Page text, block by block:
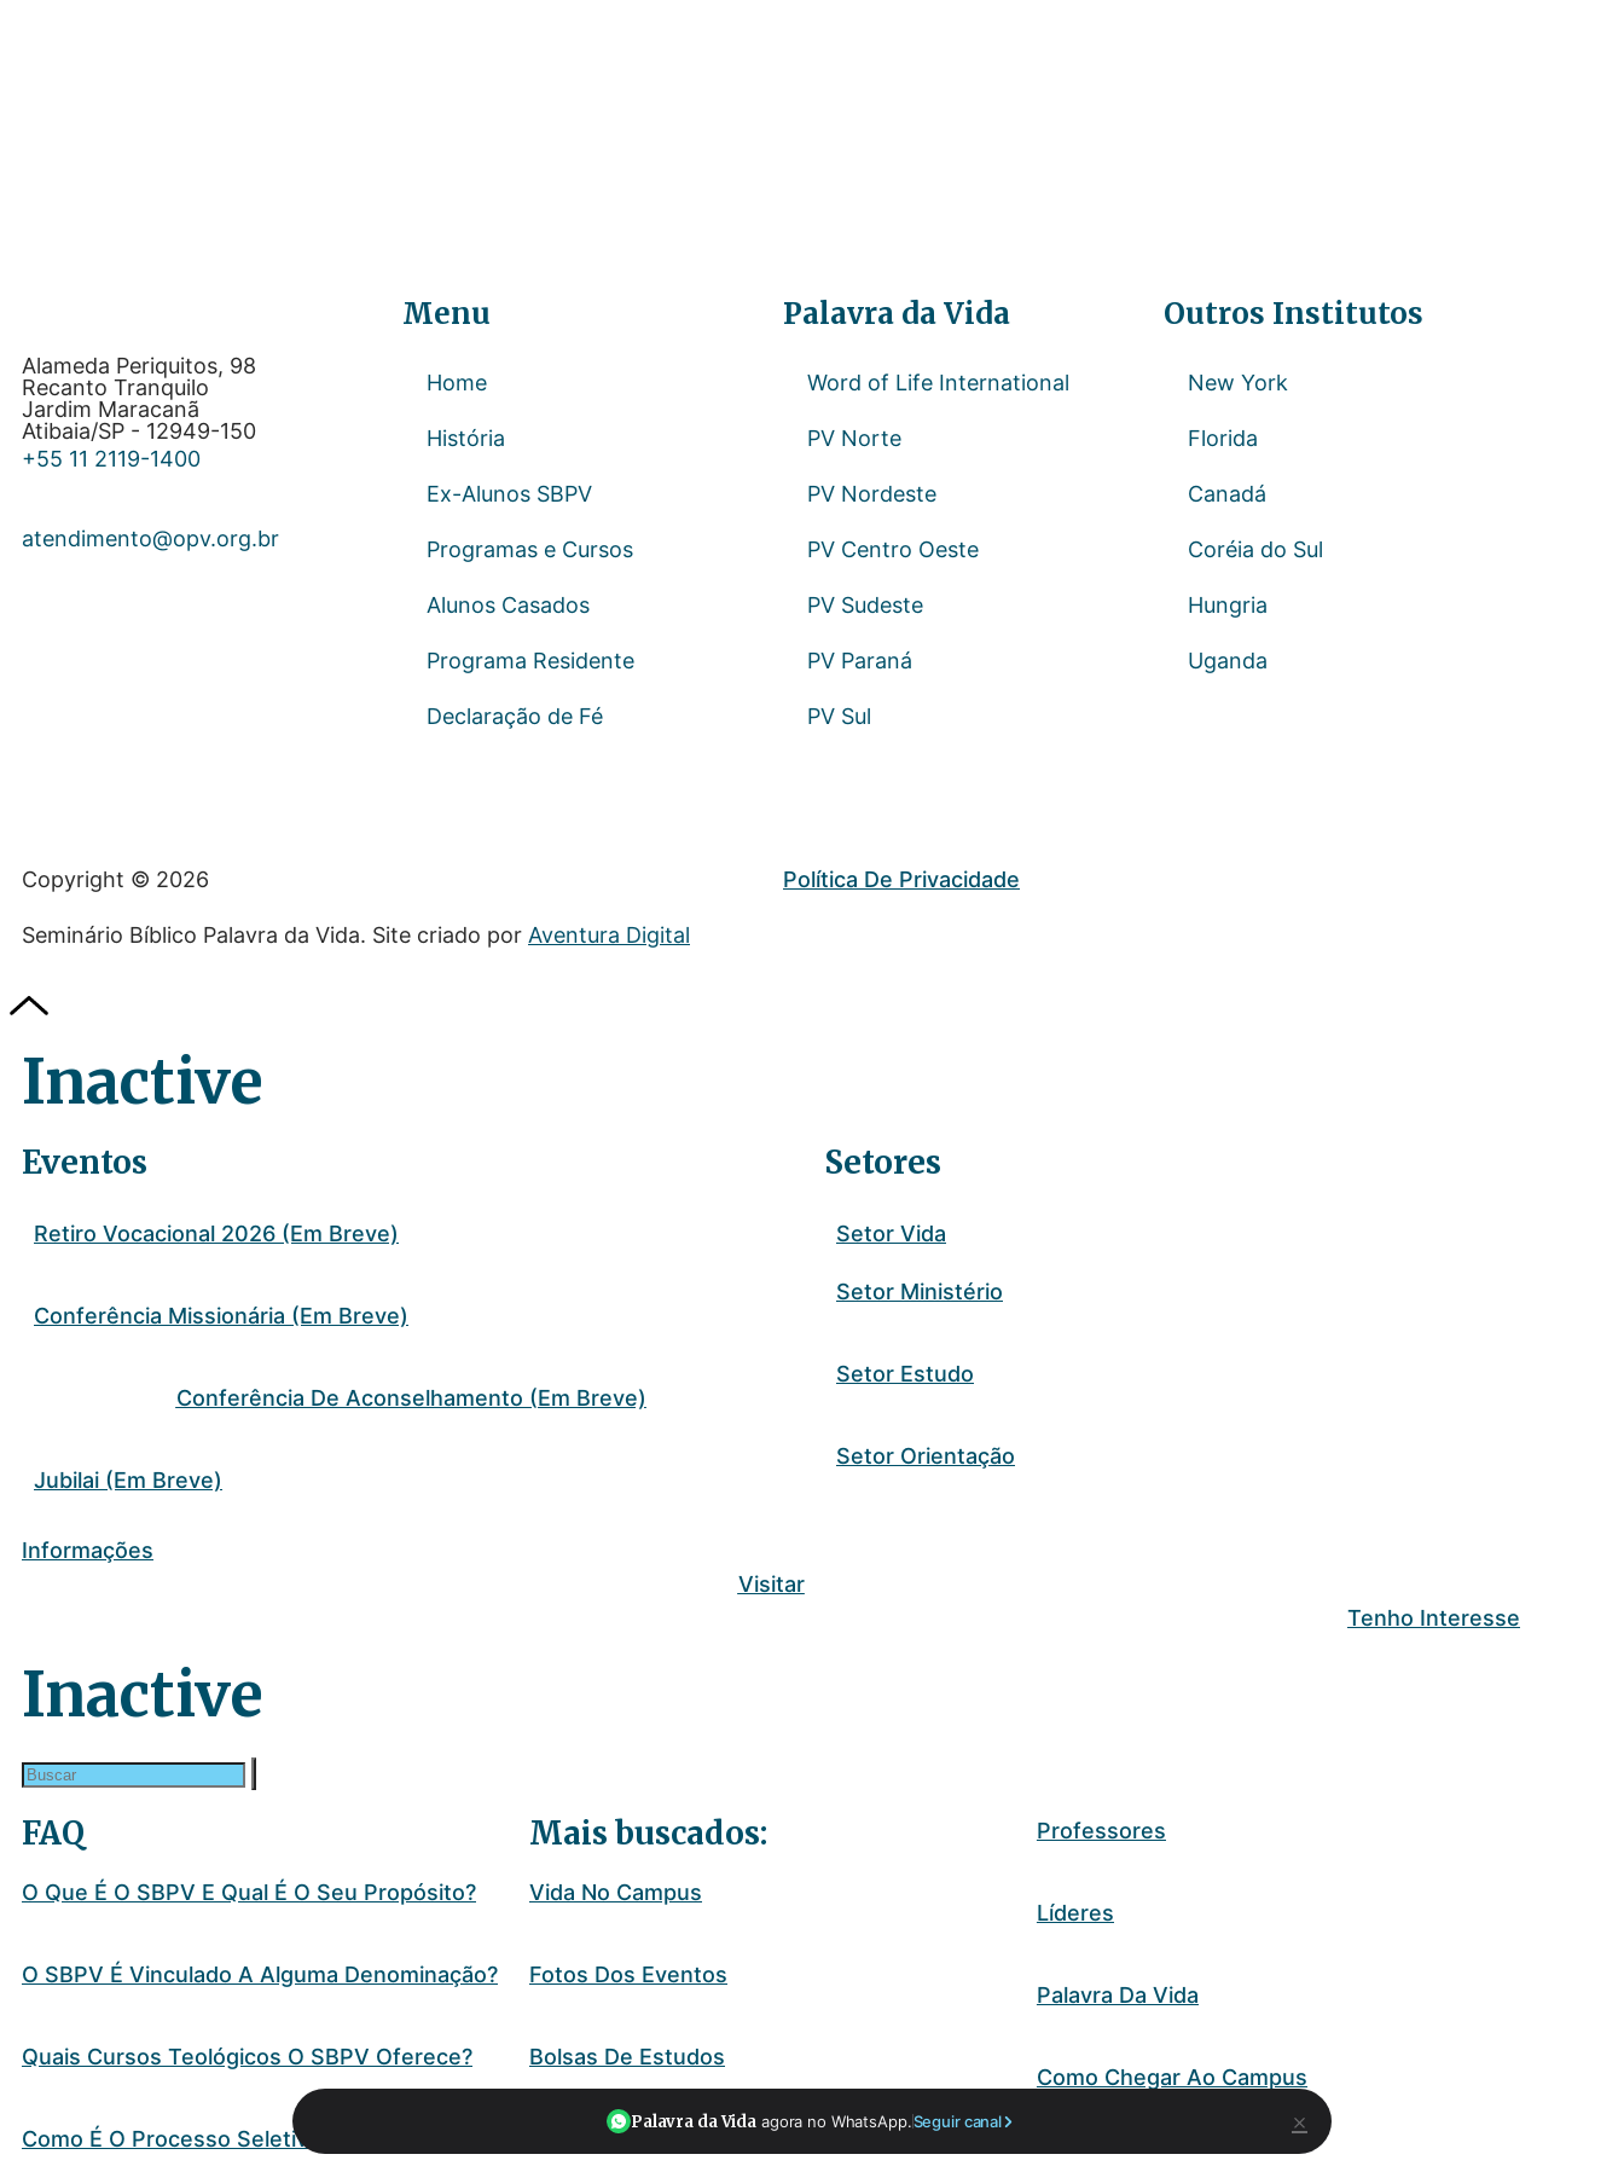
Alameda Periquitos, 98
Recanto Tranquilo
Jardim Maracanã
Atibaia/SP - 12949-150
+55 11 2119-1400
atendimento@opv.org.br
Menu
Home
História
Ex-Alunos SBPV
Programas e Cursos
Alunos Casados
Programa Residente
Declaração de Fé
Palavra da Vida
Word of Life International
PV Norte
PV Nordeste
PV Centro Oeste
PV Sudeste
PV Paraná
PV Sul
Outros Institutos
New York
Florida
Canadá
Coréia do Sul
Hungria
Uganda
Copyright © 2026
Seminário Bíblico Palavra da Vida. Site criado por Aventura Digital
Política De Privacidade
Palavra da Vida agora no WhatsApp.Seguir canal ×
Inactive
Eventos
Retiro Vocacional 2026 (Em Breve)
Conferência Missionária (Em Breve)
Conferência De Aconselhamento (Em Breve)
Jubilai (Em Breve)
Setores
Setor Vida
Setor Ministério
Setor Estudo
Setor Orientação
Informações
Visitar
Tenho Interesse
Inactive
FAQ
O Que É O SBPV E Qual É O Seu Propósito?
O SBPV É Vinculado A Alguma Denominação?
Quais Cursos Teológicos O SBPV Oferece?
Como É O Processo Seletivo?
Mais buscados:
Vida No Campus
Fotos Dos Eventos
Bolsas De Estudos
O Que É O CTL?
Professores
Líderes
Palavra Da Vida
Como Chegar Ao Campus